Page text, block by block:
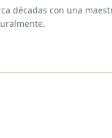
décadas con una